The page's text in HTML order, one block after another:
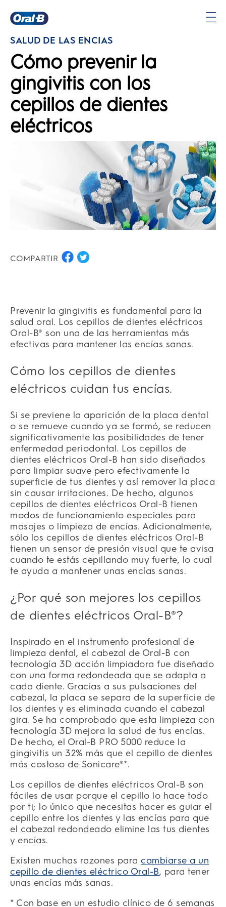
principal
SALUD DE LAS ENCÍAS
Cómo prevenir la
gingivitis con los
cepillos de dientes
eléctricos
COMPARTIR
Prevenir la gingivitis es fundamental para la
salud oral. Los cepillos de dientes eléctricos
Oral-B® son una de las herramientas más
efectivas para mantener las encías sanas.
Cómo los cepillos de dientes
eléctricos cuidan tus encías.
Si se previene la aparición de la placa dental
o se remueve cuando ya se formó, se reducen
significativamente las posibilidades de tener
enfermedad periodontal. Los cepillos de
dientes eléctricos Oral-B han sido diseñados
para limpiar suave pero efectivamente la
superficie de tus dientes y así remover la placa
sin causar irritaciones. De hecho, algunos
cepillos de dientes eléctricos Oral-B tienen
modos de funcionamiento especiales para
masajes o limpieza de encías. Adicionalmente,
sólo los cepillos de dientes eléctricos Oral-B
tienen un sensor de presión visual que te avisa
cuando te estás cepillando muy fuerte, lo cual
te ayuda a mantener unas encías sanas.
¿Por qué son mejores los cepillos
de dientes eléctricos Oral-B®?
Inspirado en el instrumento profesional de
limpieza dental, el cabezal de Oral-B con
tecnología 3D acción limpiadora fue diseñado
con una forma redondeada que se adapta a
cada diente. Gracias a sus pulsaciones del
cabezal, la placa se separa de la superficie de
los dientes y es eliminada cuando el cabezal
gira. Se ha comprobado que esta limpieza con
tecnología 3D mejora la salud de tus encías.
De hecho, el Oral-B PRO 5000 reduce la
gingivitis un 32% más que el cepillo de dientes
más costoso de Sonicare®*.
Los cepillos de dientes eléctricos Oral-B son
fáciles de usar porque el cepillo lo hace todo
por ti; lo único que necesitas hacer es guiar el
cepillo entre los dientes y las encías para que
el cabezal redondeado elimine las tus dientes
y encías.
Existen muchas razones para cambiarse a un
cepillo de dientes eléctrico Oral-B, para tener
unas encías más sanas.
* Con base en un estudio clínico de 6 semanas